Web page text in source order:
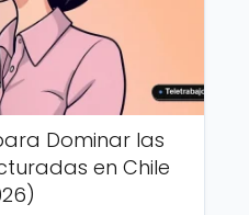
Dominar las
en Chile